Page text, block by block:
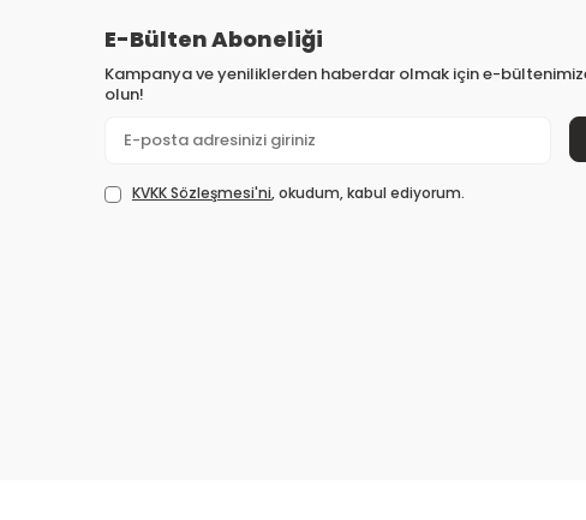
E-Bülten Aboneliği
Kampanya ve yeniliklerden haberdar olmak için e-
olun!
KVKK Sözleşmesi'ni, okudum, kabul ediyorum.